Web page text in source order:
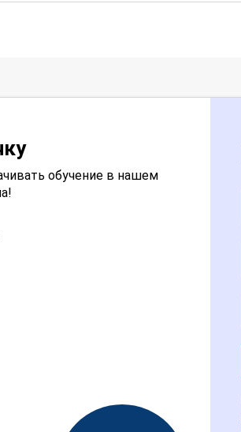
обучение в нашем